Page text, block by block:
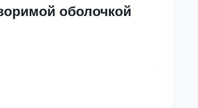
оболочкой